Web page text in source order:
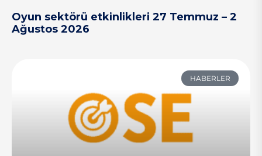
Oyun sektörü etkinlikleri 27 Temmuz – 2
Ağustos 2026
HABERLER